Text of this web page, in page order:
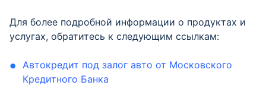
Для более подробной информации о продуктах и
услугах, обратитесь к следующим ссылкам:
Автокредит под залог авто от Московского
Кредитного Банка